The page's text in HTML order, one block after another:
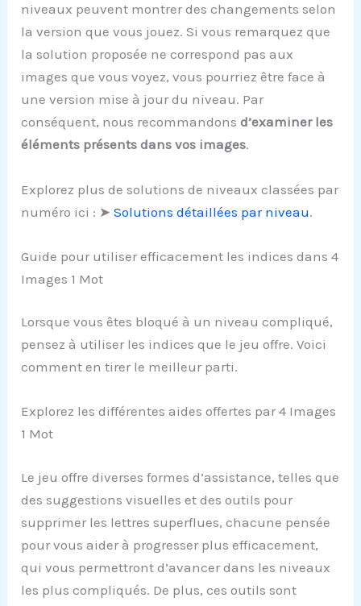
niveaux peuvent montrer des changements selon
la version que vous jouez. Si vous remarquez que
la solution proposée ne correspond pas aux
images que vous voyez, vous pourriez être face à
une version mise à jour du niveau. Par
conséquent, nous recommandonsd’examiner les
éléments présents dans vos images.
Explorez plus de solutions de niveaux classées par
numéro ici : ➤Solutions détaillées par niveau.
Guide pour utiliser efficacement les indices dans 4
Images 1 Mot
Lorsque vous êtes bloqué à un niveau compliqué,
pensez à utiliser les indices que le jeu offre. Voici
comment en tirer le meilleur parti.
Explorez les différentes aides offertes par 4 Images
1 Mot
Le jeu offre diverses formes d’assistance, telles que
des suggestions visuelles et des outils pour
supprimer les lettres superflues, chacune pensée
pour vous aider à progresser plus efficacement,
qui vous permettront d’avancer dans les niveaux
les plus compliqués. De plus, ces outils sont